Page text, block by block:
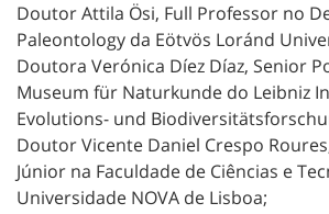
Doutor Attila Ösi, Full Professor no
Paleontology da Eötvös Loránd
Doutora Verónica Díez Díaz, Senior
Museum für Naturkunde do Leibniz
Evolutions- und
Doutor Vicente Daniel Crespo
Júnior na Faculdade de Ciências e
Universidade NOVA de Lisboa;